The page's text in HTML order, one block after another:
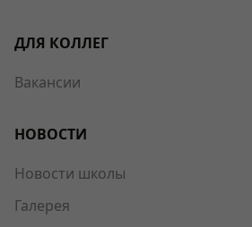
ДЛЯ КОЛЛЕГ
Вакансии
НОВОСТИ
Новости школы
Галерея